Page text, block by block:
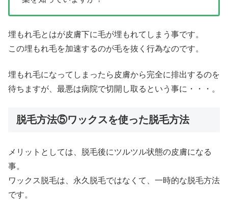
埋もれ毛とはが皮膚下に毛が埋もれてしまう事です。
この埋もれ毛を加速するのが毛を抜く行為なのです。
埋もれ毛になってしまったら皮膚から完全に排出するのを
待ちますが、最悪は病院で切開し取るという事に・・・。
脱毛方法⑤ワックスを使った脱毛方法
メリットとしては、脱毛後にツルツル状態の皮膚になる
事。
ワックス脱毛は、永久脱毛ではなくて、一時的な脱毛方法
です。